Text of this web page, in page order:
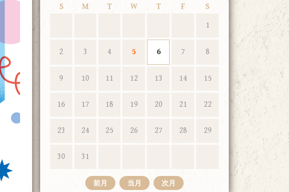
S M T W T F
S
1
2 3 4 5 6 7 8
9 10 11 12 13 14 15
16 17 18 19 20 21 22
23 24 25 26 27 28 29
30 31
前月 当月 次月